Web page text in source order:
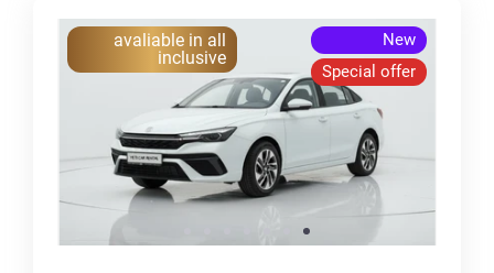
New
Special offer
avaliable in all
inclusive